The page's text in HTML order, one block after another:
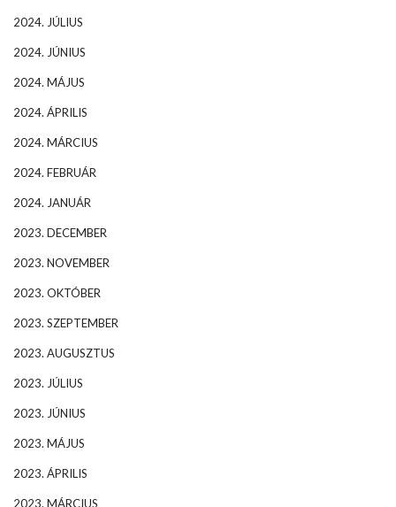
2024. JÚLIUS
2024. JÚNIUS
2024. MÁJUS
2024. ÁPRILIS
2024. MÁRCIUS
2024. FEBRUÁR
2024. JANUÁR
2023. DECEMBER
2023. NOVEMBER
2023. OKTÓBER
2023. SZEPTEMBER
2023. AUGUSZTUS
2023. JÚLIUS
2023. JÚNIUS
2023. MÁJUS
2023. ÁPRILIS
2023. MÁRCIUS